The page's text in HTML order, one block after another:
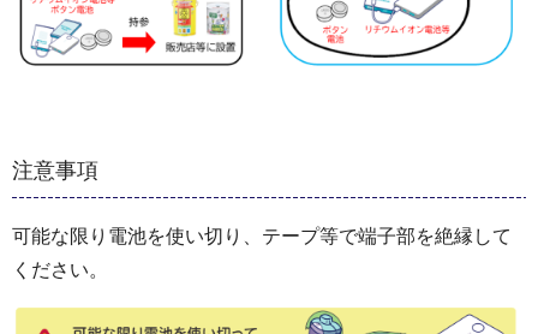
注意事項
可能な限り電池を使い切り、テープ等で端子部を絶縁して
ください。